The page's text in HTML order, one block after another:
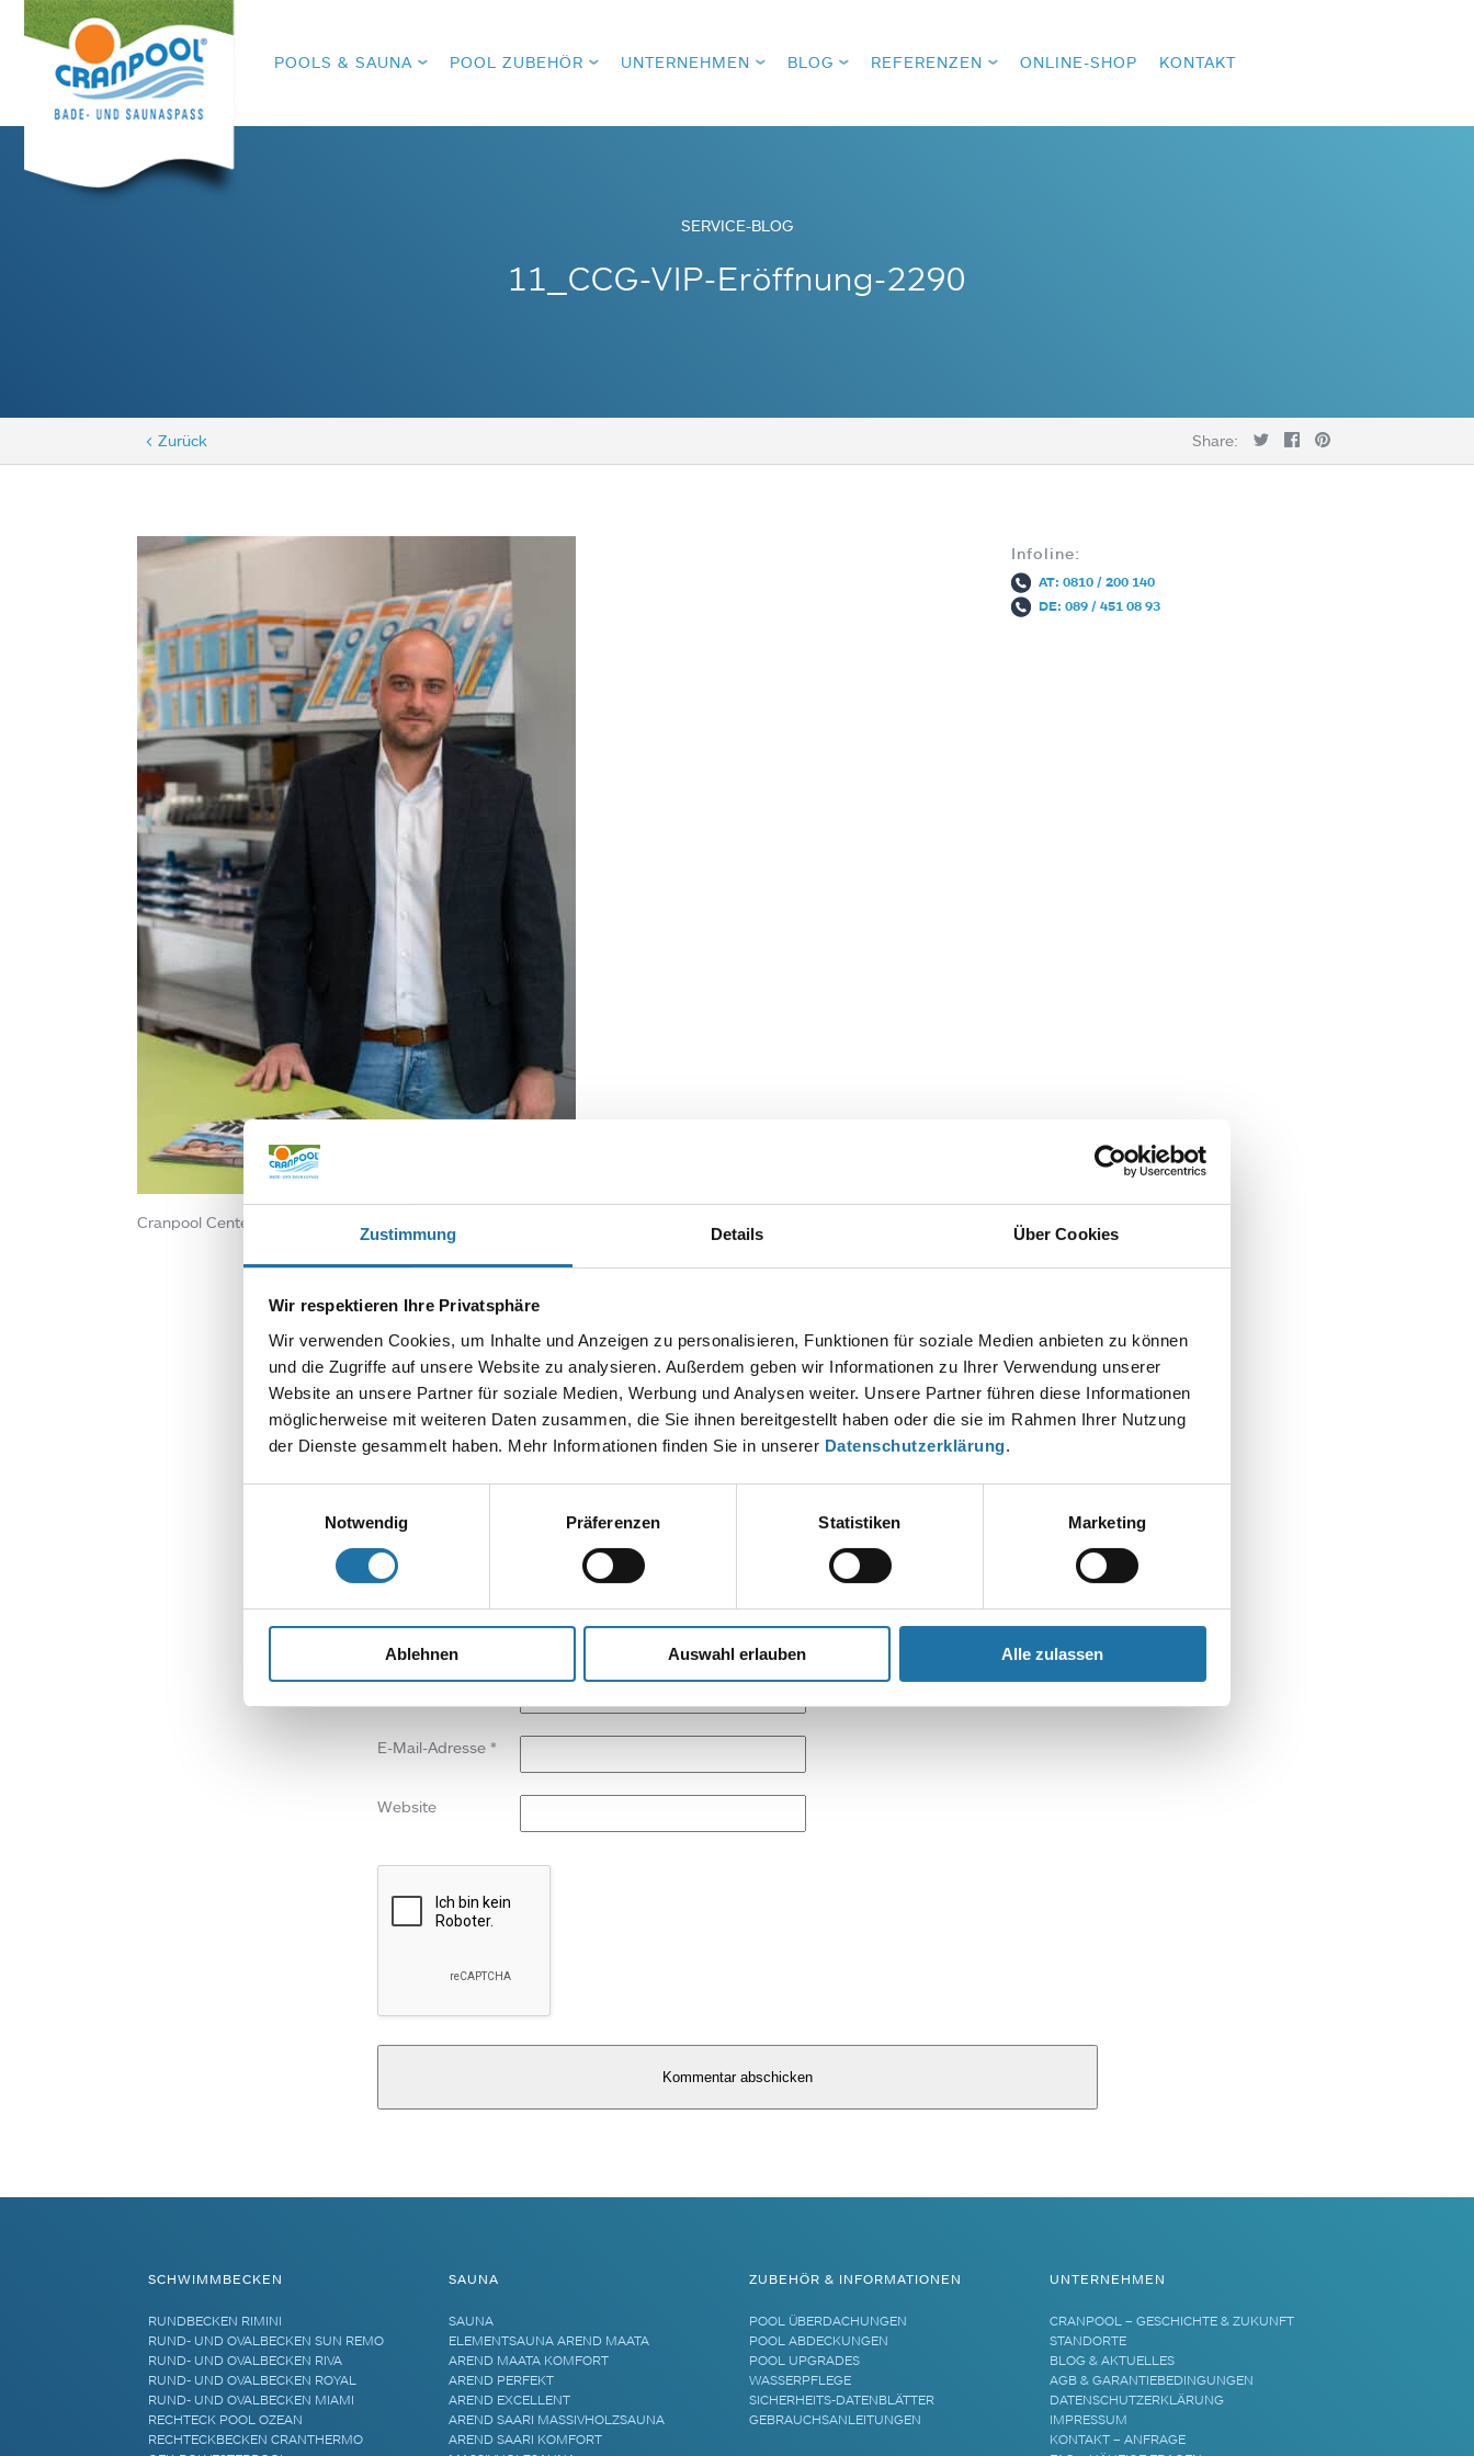
Zustimmung Details Über Cookies
Wir respektieren Ihre Privatsphäre
Wir verwenden Cookies, um Inhalte und Anzeigen zu personalisieren, Funktionen für soziale Medien anbieten zu können
und die Zugriffe auf unsere Website zu analysieren. Außerdem geben wir Informationen zu Ihrer Verwendung unserer
Website an unsere Partner für soziale Medien, Werbung und Analysen weiter. Unsere Partner führen diese Informationen
möglicherweise mit weiteren Daten zusammen, die Sie ihnen bereitgestellt haben oder die sie im Rahmen Ihrer Nutzung
der Dienste gesammelt haben. Mehr Informationen finden Sie in unserer Datenschutzerklärung.
Notwendig
Präferenzen Statistiken Marketing
Ablehnen Auswahl erlauben Alle zulassen
POOLS & SAUNA POOL ZUBEHÖR UNTERNEHMEN BLOG REFERENZEN ONLINE-SHOP KONTAKT
SERVICE-BLOG
11_CCG-VIP-Eröffnung-2290
< Zurück Share:
Cranpool Center Graz, Filiale, Cranpool, Schwimmbad Ausstellung, Markus Roll
Infoline:
AT: 0810 / 200 140
DE: 089 / 451 08 93
Autor:
Christian Haas
Deine E-Mail-Adresse wird nicht veröffentlicht. Erforderliche Felder sind mit*markiert
Kommentar
Name*
E-Mail-Adresse *
Website
SCHWIMMBECKEN
RUNDBECKEN RIMINI
RUND- UND OVALBECKEN SUN REMO
RUND- UND OVALBECKEN RIVA
RUND- UND OVALBECKEN ROYAL
RUND- UND OVALBECKEN MIAMI
RECHTECK POOL OZEAN
RECHTECKBECKEN CRANTHERMO
SAUNA
SAUNA
ELEMENTSAUNA AREND MAATA
AREND MAATA KOMFORT
AREND PERFEKT
AREND EXCELLENT
AREND SAARI MASSIVHOLZSAUNA
AREND SAARI KOMFORT
ZUBEHÖR & INFORMATIONEN
POOL ÜBERDACHUNGEN
POOL ABDECKUNGEN
POOL UPGRADES
WASSERPFLEGE
SICHERHEITS-DATENBLÄTTER
GEBRAUCHSANLEITUNGEN
UNTERNEHMEN
CRANPOOL – GESCHICHTE & ZUKUNFT
STANDORTE
BLOG & AKTUELLES
AGB & GARANTIEBEDINGUNGEN
DATENSCHUTZERKLÄRUNG
IMPRESSUM
KONTAKT – ANFRAGE